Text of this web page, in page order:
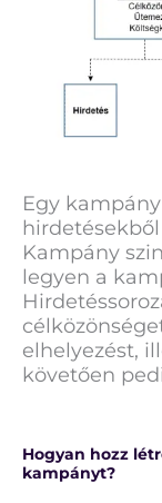
Egy
hirdetésekből
Kampány
legyen a
elhelyezést,
követően
Hogyan hozz
kampányt?